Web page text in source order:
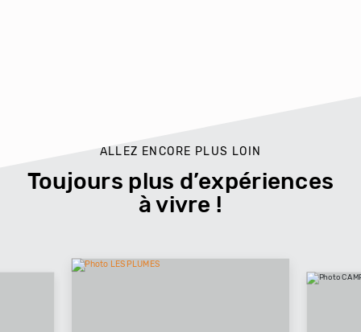
ALLEZ ENCORE PLUS LOIN
Toujours plus d’expériences
à vivre !